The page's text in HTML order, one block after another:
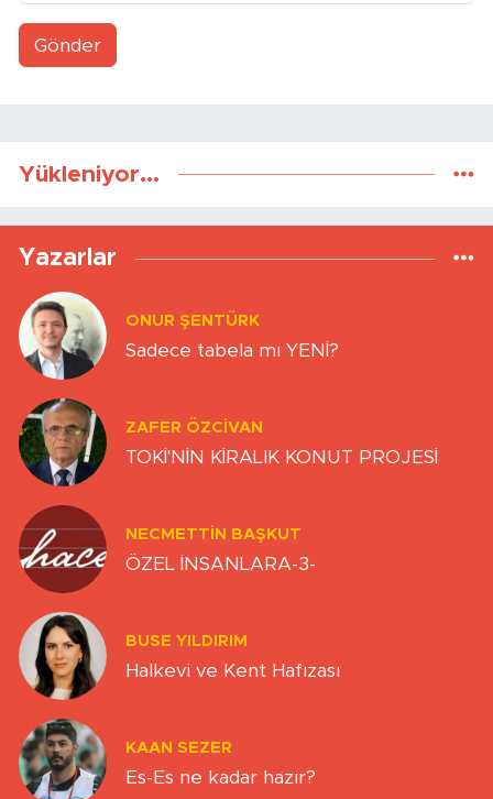
Gönder
Yükleniyor...
Yazarlar
ONUR ŞENTÜRK
Sadece tabela mı YENİ?
ZAFER ÖZCIVAN
TOKİ'NİN KİRALIK KONUT PROJESİ
NECMETTIN BAŞKUT
ÖZEL İNSANLARA-3-
BUSE YILDIRIM
Halkevi ve Kent Hafızası
KAAN SEZER
Es-Es ne kadar hazır?